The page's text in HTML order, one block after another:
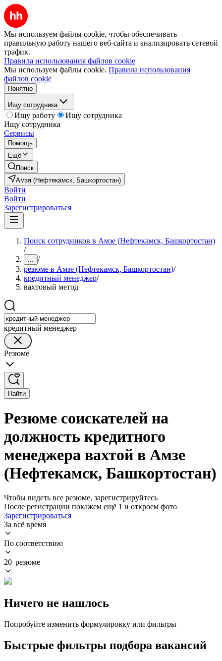
Мы используем файлы cookie, чтобы обеспечивать
правильную работу нашего веб-сайта и анализировать сетевой
трафик.
Правила использования файлов cookie
Мы используем файлы cookie. Правила использования
файлов cookie
Понятно
Ищу сотрудника
Ищу работу
Ищу сотрудника
Ищу сотрудника
Сервисы
Помощь
Ещё
Поиск
Амзя (Нефтекамск, Башкортостан)
Войти
Войти
Зарегистрироваться
Поиск сотрудников в Амзе (Нефтекамск, Башкортостан)
/
... /
резюме в Амзе (Нефтекамск, Башкортостан)/
кредитный менеджер/
вахтовый метод
кредитный менеджер
Резюме
Найти
Резюме соискателей на
должность кредитного
менеджера вахтой в Амзе
(Нефтекамск, Башкортостан)
Чтобы видеть все резюме, зарегистрируйтесь
После регистрации покажем ещё 1 и откроем фото
Зарегистрироваться
За всё время
По соответствию
20 резюме
Ничего не нашлось
Попробуйте изменить формулировку или фильтры
Быстрые фильтры подбора вакансий